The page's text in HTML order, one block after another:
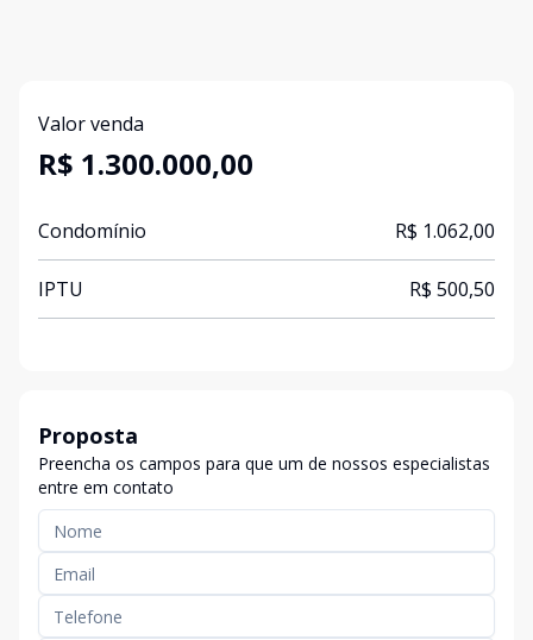
Valor venda
R$ 1.300.000,00
Condomínio R$ 1.062,00
IPTU R$ 500,50
Proposta
Preencha os campos para que um de nossos especialistas
entre em contato